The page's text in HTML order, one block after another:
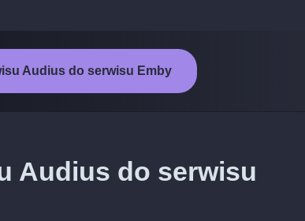
Audius do serwisu Emby
Audius do serwisu